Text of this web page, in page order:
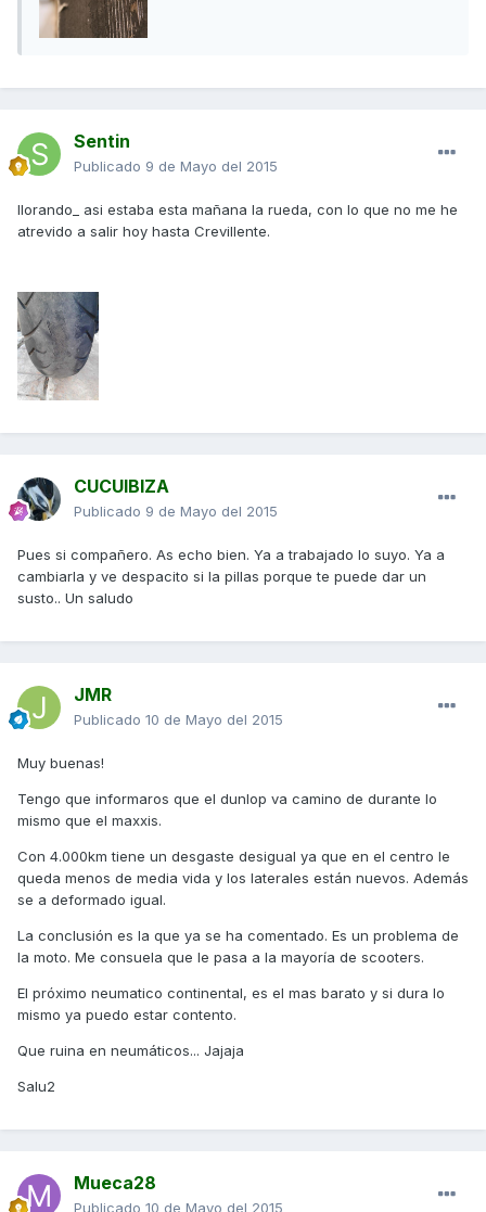
Sentin
Publicado 9 de Mayo del 2015
llorando_ asi estaba esta mañana la rueda, con lo que no me he
atrevido a salir hoy hasta Crevillente.
CUCUIBIZA
Publicado 9 de Mayo del 2015
Pues si compañero. As echo bien. Ya a trabajado lo suyo. Ya a
cambiarla y ve despacito si la pillas porque te puede dar un
susto.. Un saludo
JMR
Publicado 10 de Mayo del 2015
Muy buenas!
Tengo que informaros que el dunlop va camino de durante lo
mismo que el maxxis.
Con 4.000km tiene un desgaste desigual ya que en el centro le
queda menos de media vida y los laterales están nuevos. Además
se a deformado igual.
La conclusión es la que ya se ha comentado. Es un problema de
la moto. Me consuela que le pasa a la mayoría de scooters.
El próximo neumatico continental, es el mas barato y si dura lo
mismo ya puedo estar contento.
Que ruina en neumáticos... Jajaja
Salu2
Mueca28
Publicado 10 de Mayo del 2015